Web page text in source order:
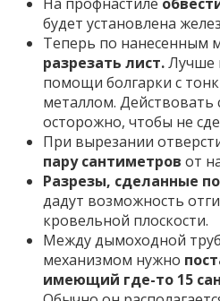
будет установлена
Теперь по нанесенным
разрезать лист.Лучше
помощи болгарки с
металлом. Действовать
осторожно, чтобы не
При вырезании
пару сантиметров от
Разрезы, сделанные
дадут возможность
кровельной плоскости.
Между дымоходной
механизмом нужно
имеющий где-то 15